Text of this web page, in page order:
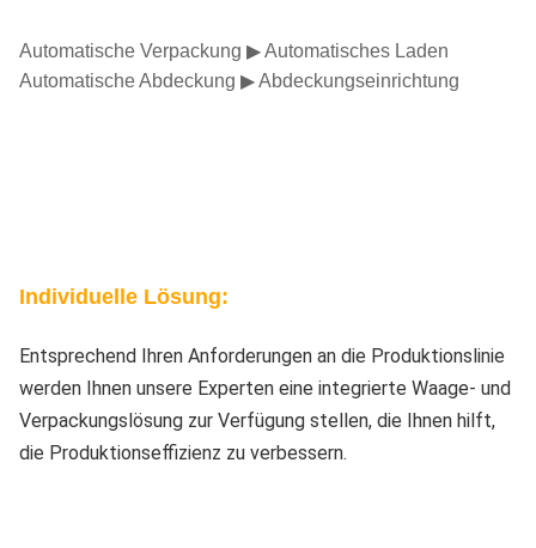
Automatische Verpackung ▶ Automatisches Laden
Automatische Abdeckung ▶ Abdeckungseinrichtung
Individuelle Lösung:
Entsprechend Ihren Anforderungen an die Produktionslinie
werden Ihnen unsere Experten eine integrierte Waage- und
Verpackungslösung zur Verfügung stellen, die Ihnen hilft,
die Produktionseffizienz zu verbessern.